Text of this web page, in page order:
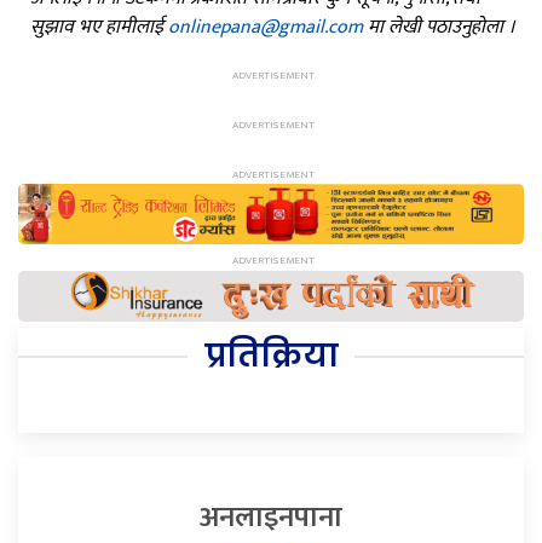
सुझाव भए हामीलाईonlinepana@gmail.comमा लेखी पठाउनुहोला ।
प्रतिक्रिया
अनलाइनपाना